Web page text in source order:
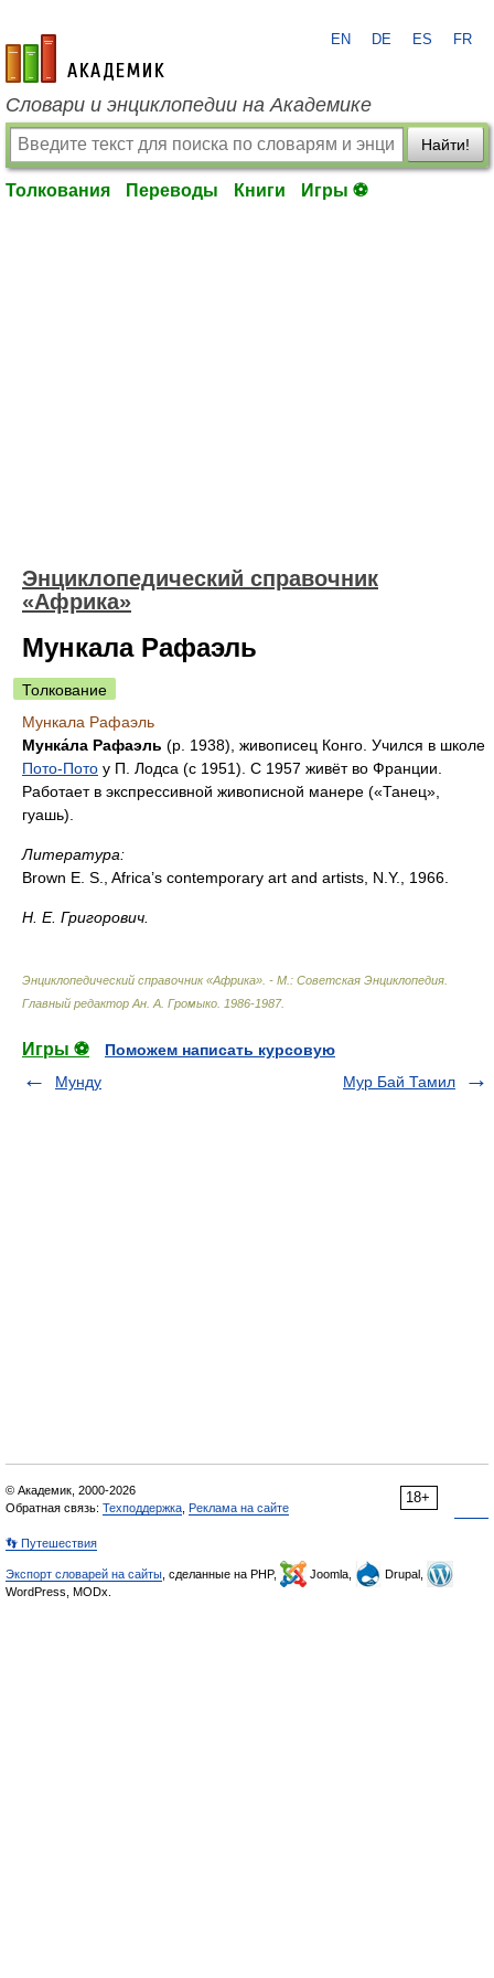
academic.ru
EN DE ES FR
Словари и энциклопедии на Академике
Найти!
Толкования Переводы Книги Игры ⚽
Энциклопедический справочник
«Африка»
Мункала Рафаэль
Толкование
Мункала Рафаэль
Мунка́ла Рафаэль (р. 1938), живописец Конго. Учился в школе
Пото-Пото у П. Лодса (с 1951). С 1957 живёт во Франции.
Работает в экспрессивной живописной манере («Танец»,
гуашь).
Литература:
Brown E. S., Africa’s contemporary art and artists, N.Y., 1966.
Н. Е. Григорович.
Энциклопедический справочник «Африка». - М.: Советская Энциклопедия
Главный редактор Ан. А. Громыко 1986-1987.
Игры ⚽
Поможем написать курсовую
Мунду
Мур Бай Тамил
18+
© Академик, 2000-2026
Обратная связь: Техподдержка Реклама на сайте
👣 Путешествия
Экспорт словарей на сайты , сделанные на PHP, Joomla,
Drupal,
WordPress, MODx.